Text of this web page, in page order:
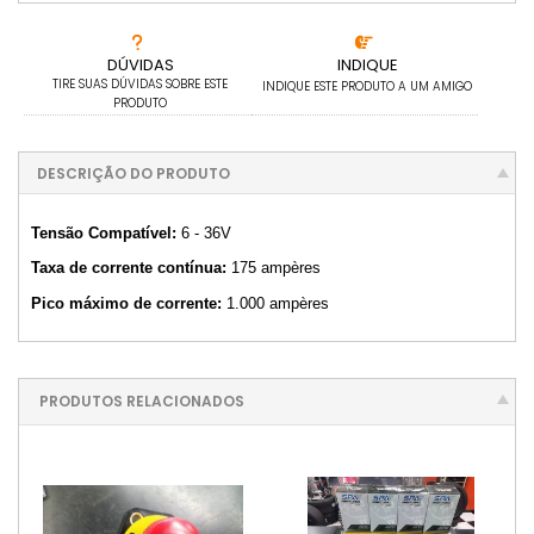
DÚVIDAS
TIRE SUAS DÚVIDAS SOBRE ESTE
PRODUTO
INDIQUE
INDIQUE ESTE PRODUTO A UM AMIGO
DESCRIÇÃO DO PRODUTO
Tensão Compatível: 6 - 36V
Taxa de corrente contínua: 175 ampères
Pico máximo de corrente: 1.000 ampères
PRODUTOS RELACIONADOS